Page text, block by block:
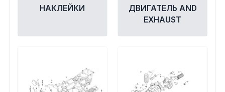
НАКЛЕЙКИ
ДВИГАТЕЛЬ AND
EXHAUST